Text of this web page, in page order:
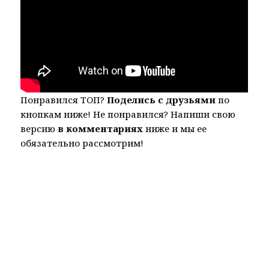
Понравился ТОП?Поделись с друзьями по
кнопкам ниже! Не понравился? Напиши свою
версиюв комментариях ниже и мы ее
обязательно рассмотрим!